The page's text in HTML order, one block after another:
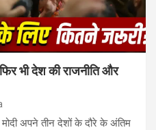
भी देश की राजनीति और
अपने तीन देशों के दौरे के अंतिम